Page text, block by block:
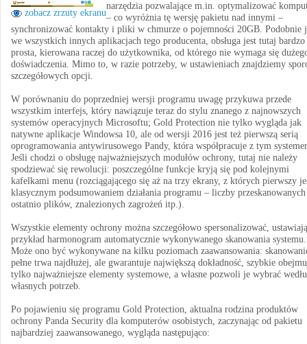
zobacz zrzuty ekranu
narzędzia pozwalające m.in. optymalizować
– co wyróżnia tę wersję pakietu nad innymi –
synchronizować kontakty i pliki w chmurze o pojemności 20GB. Podobnie
we wszystkich innych aplikacjach tego producenta, obsługa jest tutaj bardzo
prosta, kierowana raczej do użytkownika, od którego nie wymaga się
doświadczenia. Mimo to, w razie potrzeby, w ustawieniach znajdziemy
szczegółowych opcji.
W porównaniu do poprzedniej wersji programu uwagę przykuwa przede
wszystkim interfejs, który nawiązuje teraz do stylu znanego z najnowszych
systemów operacyjnych Microsoftu; Gold Protection nie tylko wygląda jak
natywne aplikacje Windowsa 10, ale od wersji 2016 jest też pierwszą serią
oprogramowania antywirusowego Pandy, która współpracuje z tym
Jeśli chodzi o obsługę najważniejszych modułów ochrony, tutaj nie należy
spodziewać się rewolucji: poszczególne funkcje kryją się pod kolejnymi
kafelkami menu (rozciągającego się aż na trzy ekrany, z których pierwszy
klasycznym podsumowaniem działania programu – liczby przeskanowanych
ostatnio plików, znalezionych zagrożeń itp.).
Wszystkie elementy ochrony można szczegółowo spersonalizować,
przykład harmonogram automatycznie wykonywanego skanowania systemu.
Może ono być wykonywane na kilku poziomach zaawansowania:
pełne trwa najdłużej, ale gwarantuje największą dokładność, szybkie
tylko najważniejsze elementy systemowe, a własne pozwoli je wybrać
własnych potrzeb.
Po pojawieniu się programu Gold Protection, aktualna rodzina produktów
ochrony Panda Security dla komputerów osobistych, zaczynając od pakietu
najbardziej zaawansowanego, wygląda następująco: